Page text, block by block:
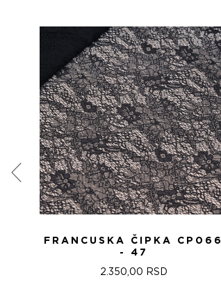
FRANCUSKA ČIPKA CP066
- 47
2.350,00 RSD